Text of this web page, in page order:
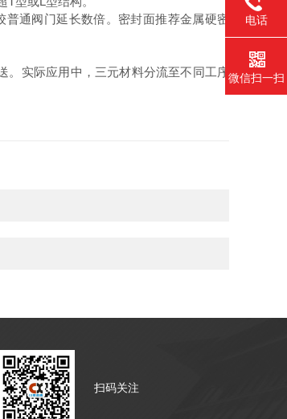
通阀门延长数倍。密封面推荐金属硬密
实际应用中，三元材料分流至不同工序
扫码关注
电话
微信扫一扫